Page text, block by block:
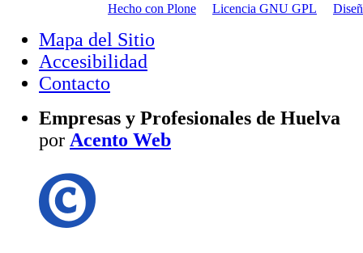
Hecho con Plone Licencia GNU GPL
Mapa del Sitio
Accesibilidad
Contacto
Empresas y Profesionales de Huelva
por Acento Web